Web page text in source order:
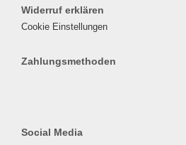
Widerruf erklären
Cookie Einstellungen
Zahlungsmethoden
Social Media